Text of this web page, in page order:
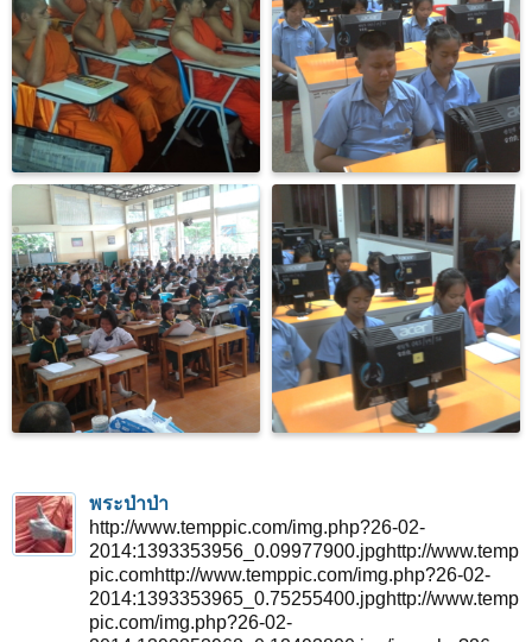
พระป่าป่า
http://www.temppic.com/img.php?26-02-
2014:1393353956_0.09977900.jpghttp://www.temp
pic.comhttp://www.temppic.com/img.php?26-02-
2014:1393353965_0.75255400.jpghttp://www.temp
pic.com/img.php?26-02-